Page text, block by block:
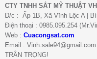
CTY TNHH SẮT MỸ THUẬT
Đ/c : Ấp 1B, Xã Vĩnh Lộc A |
Điện thoại : 0985.095.254
Web : Cuacongsat.com
Email : Vinh.sale94@gmail.com
TRÂN TRỌNG!